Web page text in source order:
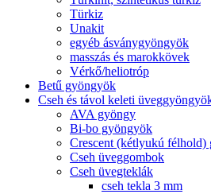
Türkiz
Unakit
egyéb ásványgyöngyök
masszás és marokkövek
Vérkő/heliotróp
Betű gyöngyök
Cseh és távol keleti
AVA gyöngy
Bi-bo gyöngyök
Crescent (kétlyukú félhold)
Cseh üveggombok
Cseh üvegteklák
cseh tekla 3 mm